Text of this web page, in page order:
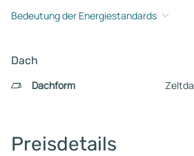
Bedeutung der Energiestandards
Dach
Dachform
Preisdetails